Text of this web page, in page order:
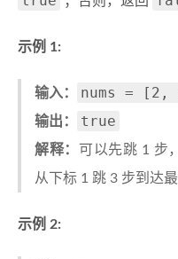
示例 1:
输入： nums =
输出： true
解释：
可以先跳 1 步
从下标 1 跳 3 步到达
示例 2: